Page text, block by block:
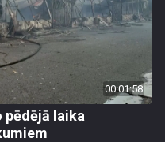
00:01:58
pēdējā laika